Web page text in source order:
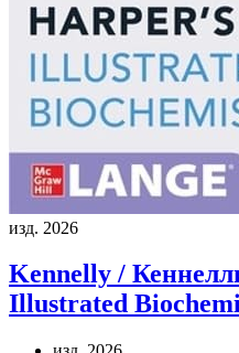
изд. 2026
Kennelly /
Illustrated